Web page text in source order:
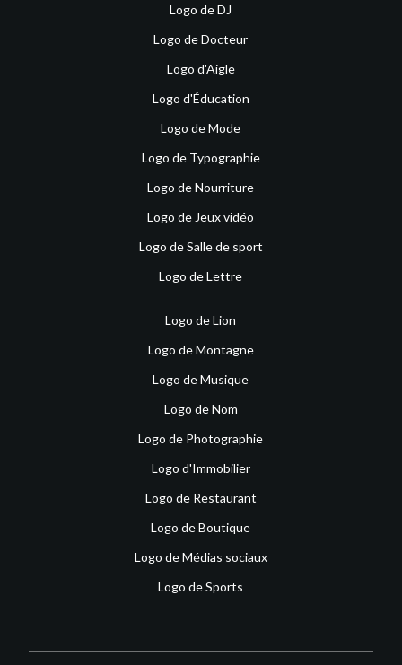
Logo de DJ
Logo de Docteur
Logo d'Aigle
Logo d'Éducation
Logo de Mode
Logo de Typographie
Logo de Nourriture
Logo de Jeux vidéo
Logo de Salle de sport
Logo de Lettre
Logo de Lion
Logo de Montagne
Logo de Musique
Logo de Nom
Logo de Photographie
Logo d'Immobilier
Logo de Restaurant
Logo de Boutique
Logo de Médias sociaux
Logo de Sports